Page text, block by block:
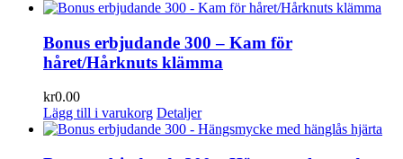
Bonus erbjudande 300 – Kam för
håret/Hårknuts klämma
kr0.00
Lägg till i varukorg Detaljer